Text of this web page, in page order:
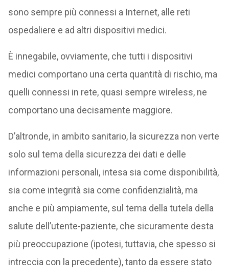
sono sempre più connessi a Internet, alle reti
ospedaliere e ad altri dispositivi medici.
È innegabile, ovviamente, che tutti i dispositivi
medici comportano una certa quantità di rischio, ma
quelli connessi in rete, quasi sempre wireless, ne
comportano una decisamente maggiore.
D’altronde, in ambito sanitario, la sicurezza non verte
solo sul tema della sicurezza dei dati e delle
informazioni personali, intesa sia come disponibilità,
sia come integrità sia come confidenzialità, ma
anche e più ampiamente, sul tema della tutela della
salute dell’utente-paziente, che sicuramente desta
più preoccupazione (ipotesi, tuttavia, che spesso si
intreccia con la precedente), tanto da essere stato